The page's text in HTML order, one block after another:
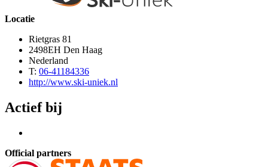
Locatie
Rietgras 81
2498EH Den Haag
Nederland
T: 06-41184336
http://www.ski-uniek.nl
Actief bij
Official partners